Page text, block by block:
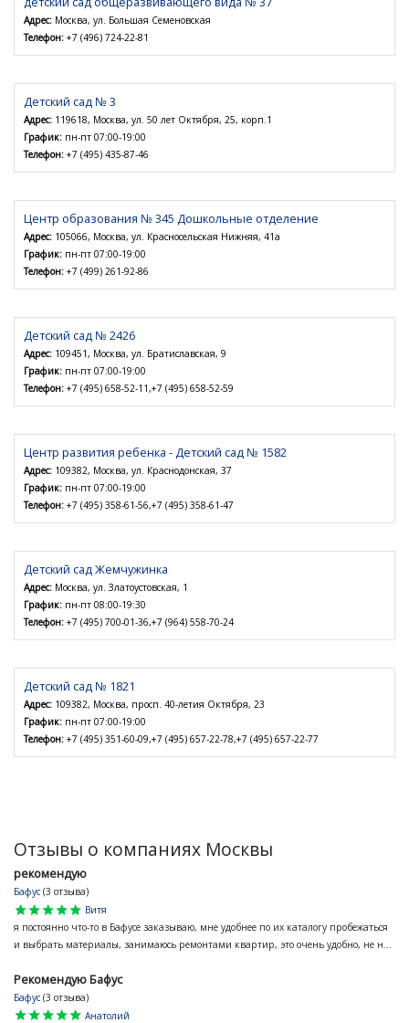
Адрес: Москва, ул. Большая Семеновская
Телефон: +7 (496) 724-22-81
Детский сад № 3
Адрес: 119618, Москва, ул. 50 лет Октября, 25, корп.1
График: пн-пт 07:00-19:00
Телефон: +7 (495) 435-87-46
Центр образования № 345 Дошкольные отделение
Адрес: 105066, Москва, ул. Красносельская Нижняя, 41а
График: пн-пт 07:00-19:00
Телефон: +7 (499) 261-92-86
Детский сад № 2426
Адрес: 109451, Москва, ул. Братиславская, 9
График: пн-пт 07:00-19:00
Телефон: +7 (495) 658-52-11,+7 (495) 658-52-59
Центр развития ребенка - Детский сад № 1582
Адрес: 109382, Москва, ул. Краснодонская, 37
График: пн-пт 07:00-19:00
Телефон: +7 (495) 358-61-56,+7 (495) 358-61-47
Детский сад Жемчужинка
Адрес: Москва, ул. Златоустовская, 1
График: пн-пт 08:00-19:30
Телефон: +7 (495) 700-01-36,+7 (964) 558-70-24
Детский сад № 1821
Адрес: 109382, Москва, просп. 40-летия Октября, 23
График: пн-пт 07:00-19:00
Телефон: +7 (495) 351-60-09,+7 (495) 657-22-78,+7 (495) 657-22-77
Отзывы о компаниях Москвы
рекомендую
Бафус (3 отзыва)
star
star
star
star
star
Витя
я постоянно что-то в Бафусе заказываю, мне удобнее по их каталогу пробежаться
и выбрать материалы, занимаюсь ремонтами квартир, это очень удобно, не н...
Рекомендую Бафус
Бафус (3 отзыва)
star
star
star
star
star
Анатолий